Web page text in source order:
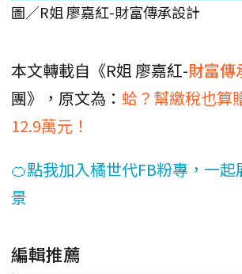
圖／R姐 廖嘉紅-財富傳承設計
本文轉載自《R姐 廖嘉紅-財富傳
團》，原文為： 蛤？幫繳稅也算
12.9萬元！
🍊點我加入橘世代FB粉專，一
景
編輯推薦